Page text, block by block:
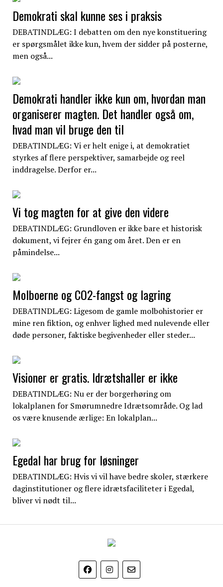
Demokrati skal kunne ses i praksis
DEBATINDLÆG: I debatten om den nye konstituering
er spørgsmålet ikke kun, hvem der sidder på posterne,
men også...
Demokrati handler ikke kun om, hvordan man
organiserer magten. Det handler også om,
hvad man vil bruge den til
DEBATINDLÆG: Vi er helt enige i, at demokratiet
styrkes af flere perspektiver, samarbejde og reel
inddragelse. Derfor er...
Vi tog magten for at give den videre
DEBATINDLÆG: Grundloven er ikke bare et historisk
dokument, vi fejrer én gang om året. Den er en
påmindelse...
Molboerne og CO2-fangst og lagring
DEBATINDLÆG: Ligesom de gamle molbohistorier er
mine ren fiktion, og enhver lighed med nulevende eller
døde personer, faktiske begivenheder eller steder...
Visioner er gratis. Idrætshaller er ikke
DEBATINDLÆG: Nu er der borgerhøring om
lokalplanen for Smørumnedre Idrætsområde. Og lad
os være knusende ærlige: En lokalplan...
Egedal har brug for løsninger
DEBATINDLÆG: Hvis vi vil have bedre skoler, stærkere
daginstitutioner og flere idrætsfaciliteter i Egedal,
bliver vi nødt til...
EgedalPosten